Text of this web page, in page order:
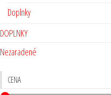
Doplnky
DOPLNKY
Nezaradené
CENA